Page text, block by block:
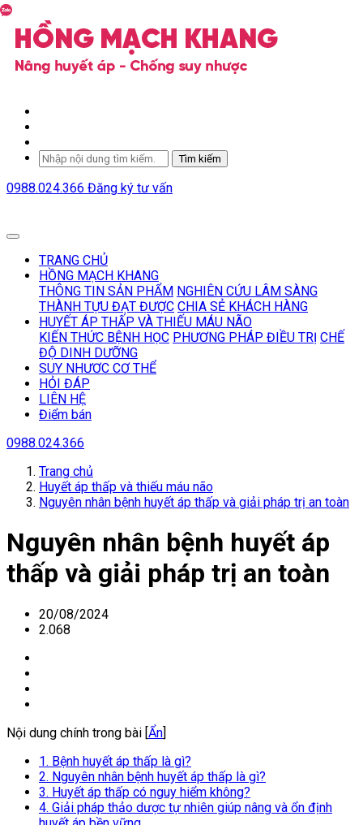
Tìm kiếm
0988.024.366 Đăng ký tư vấn
TRANG CHỦ
HỒNG MẠCH KHANG
THÔNG TIN SẢN PHẨM NGHIÊN CỨU LÂM SÀNG
THÀNH TỰU ĐẠT ĐƯỢC CHIA SẺ KHÁCH HÀNG
HUYẾT ÁP THẤP VÀ THIẾU MÁU NÃO
KIẾN THỨC BỆNH HỌC PHƯƠNG PHÁP ĐIỀU TRỊ CHẾ
ĐỘ DINH DƯỠNG
SUY NHƯƠC CƠ THỂ
HỎI ĐÁP
LIÊN HỆ
Điểm bán
0988.024.366
Trang chủ
Huyết áp thấp và thiếu máu não
Nguyên nhân bệnh huyết áp thấp và giải pháp trị an toàn
Nguyên nhân bệnh huyết áp
thấp và giải pháp trị an toàn
20/08/2024
2.068
Nội dung chính trong bài [Ẩn]
1. Bệnh huyết áp thấp là gì?
2. Nguyên nhân bệnh huyết áp thấp là gì?
3. Huyết áp thấp có nguy hiểm không?
4. Giải pháp thảo dược tự nhiên giúp nâng và ổn định